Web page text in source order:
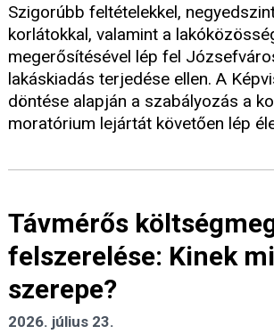
Szigorúbb feltételekkel,
korlátokkal, valamint a
megerősítésével lép fel
lakáskiadás terjedése ellen. A
döntése alapján a szabályozás a
moratórium lejártát követően lép
Távmérős
felszerelése: Kinek
szerepe?
2026. július 23.